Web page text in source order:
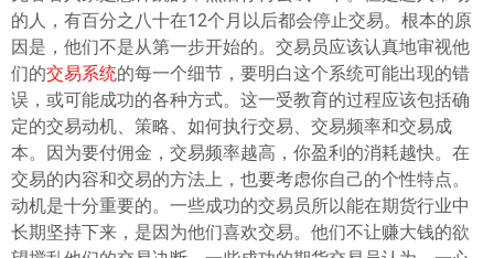
的人，有百分之八十在12个月以后都会停止交易。根本的原
因是，他们不是从第一步开始的。交易员应该认真地审视他
们的交易系统的每一个细节，要明白这个系统可能出现的错
误，或可能成功的各种方式。这一受教育的过程应该包括确
定的交易动机、策略、如何执行交易、交易频率和交易成
本。因为要付佣金，交易频率越高，你盈利的消耗越快。在
交易的内容和交易的方法上，也要考虑你自己的个性特点。
动机是十分重要的。一些成功的交易员所以能在期货行业中
长期坚持下来，是因为他们喜欢交易。他们不让赚大钱的欲